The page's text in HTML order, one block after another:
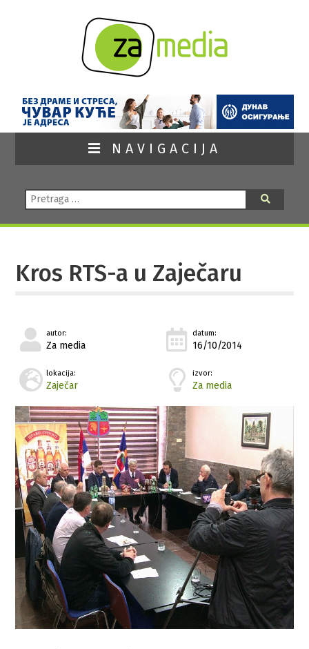
NAVIGACIJA
Pretraga:
Kros RTS-a u Zaječaru
autor:
Za media
datum:
16/10/2014
lokacija:
Zaječar
izvor:
Za media